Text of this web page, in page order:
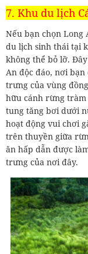
7. Khu du lịch
Nếu bạn chọn
du lịch sinh thái tại
không thể bỏ lỡ.
An độc đáo, nơi
trưng của vùng
hữu cánh rừng tràm
tung tăng bơi dưới
hoạt động vui chơi
trên thuyền giữa
ăn hấp dẫn được
trưng của nơi đây.